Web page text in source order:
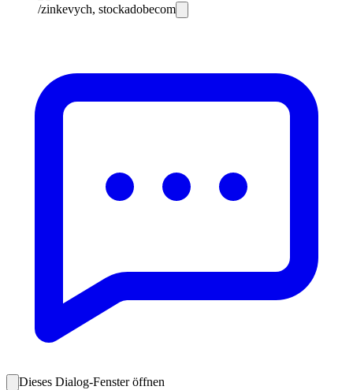
/zinkevych, stockadobecom
Dieses Dialog-Fenster öffnen